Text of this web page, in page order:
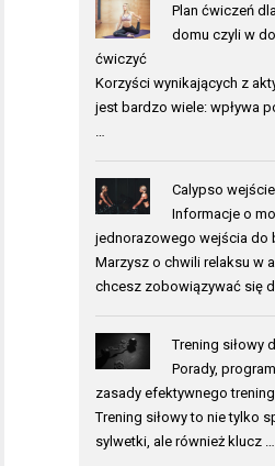
Plan ćwiczeń
domu czyli w
ćwiczyć
Korzyści wynikających z
jest bardzo wiele: wpływa
Calypso
Informacje o
jednorazowego wejścia do
Marzysz o chwili relaksu w
chcesz zobowiązywać się
Trening siłowy
Porady,
zasady efektywnego
Trening siłowy to nie tylko
sylwetki, ale również klucz …